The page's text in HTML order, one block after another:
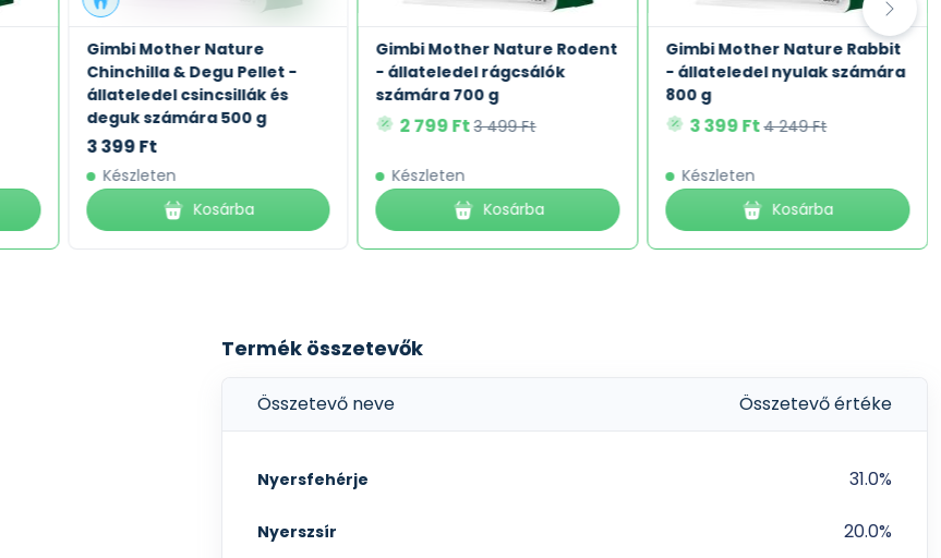
Gimbi Mother Nature
Chinchilla & Degu Pellet -
állateledel csincsillák és
deguk számára 500 g
3 399 Ft
Készleten
Kosárba
Gimbi Mother Nature Rodent
- állateledel rágcsálók
számára 700 g
2 799 Ft3 499 Ft
Készleten
Kosárba
Gimbi Mother Nature Rabbit
- állateledel nyulak számára
800 g
3 399 Ft4 249 Ft
Készleten
Kosárba
Termék összetevők
Összetevő neve Összetevő értéke
Nyersfehérje 31.0%
Nyerszsír 20.0%